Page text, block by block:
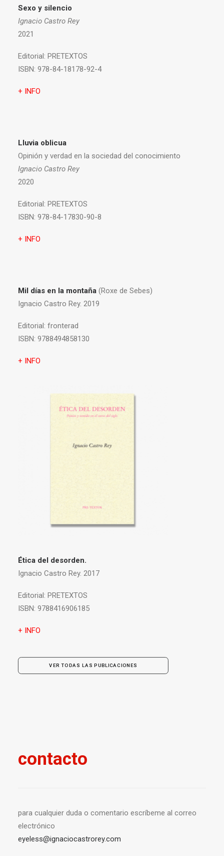
Sexo y silencio
Ignacio Castro Rey
2021
Editorial: PRETEXTOS
ISBN: 978-84-18178-92-4
+ INFO
Lluvia oblicua
Opinión y verdad en la sociedad del conocimiento
Ignacio Castro Rey
2020
Editorial: PRETEXTOS
ISBN: 978-84-17830-90-8
+ INFO
Mil días en la montaña (Roxe de Sebes)
Ignacio Castro Rey. 2019
Editorial: fronterad
ISBN: 9788494858130
+ INFO
Ética del desorden.
Ignacio Castro Rey. 2017
Editorial: PRETEXTOS
ISBN: 9788416906185
+ INFO
VER TODAS LAS PUBLICACIONES
contacto
para cualquier duda o comentario escríbeme al correo
electrónico
eyeless@ignaciocastrorey.com